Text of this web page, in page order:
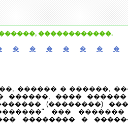
������������.
� � � � � � �
������ � ������,
������, ���� ������
(��������)
��� �������
�������� �